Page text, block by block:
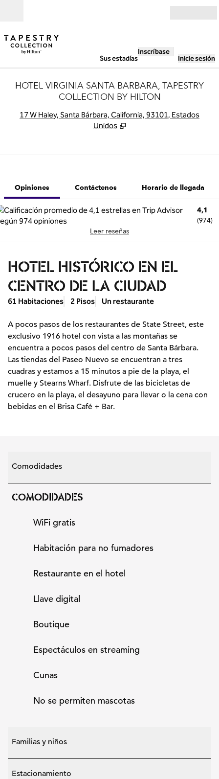
Sus estadías
Inscríbase
Inicie sesión
HOTEL VIRGINIA SANTA BARBARA, TAPESTRY
COLLECTION BY HILTON
17 W Haley, Santa Bárbara, California, 93101, Estados
Unidos
Opiniones Contáctenos Horario de llegada
4,1
(974)
Leer reseñas
HOTEL HISTÓRICO EN EL
CENTRO DE LA CIUDAD
61 Habitaciones 2 Pisos Un restaurante
A pocos pasos de los restaurantes de State Street, este
exclusivo 1916 hotel con vista a las montañas se
encuentra a pocos pasos del centro de Santa Bárbara.
Las tiendas del Paseo Nuevo se encuentran a tres
cuadras y estamos a 15 minutos a pie de la playa, el
muelle y Stearns Wharf. Disfrute de las bicicletas de
crucero en la playa, el desayuno para llevar o la cena con
bebidas en el Brisa Café + Bar.
Comodidades
COMODIDADES
WiFi gratis
Habitación para no fumadores
Restaurante en el hotel
Llave digital
Boutique
Espectáculos en streaming
Cunas
No se permiten mascotas
Familias y niños
Estacionamiento